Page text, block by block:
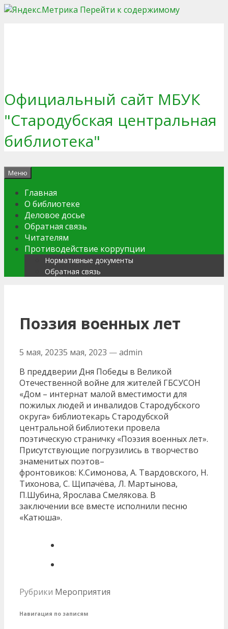
Перейти к содержимому
Официальный сайт МБУК
"Стародубская центральная
библиотека"
Меню
Главная
О библиотеке
Деловое досье
Обратная связь
Читателям
Противодействие коррупции
Нормативные документы
Обратная связь
Поэзия военных лет
5 мая, 20235 мая, 2023 —admin
В преддверии Дня Победы в Великой
Отечественной войне для жителей ГБСУСОН
«Дом – интернат малой вместимости для
пожилых людей и инвалидов Стародубского
округа» библиотекарь Стародубской
центральной библиотеки провела
поэтическую страничку «Поэзия военных лет».
Присутствующие погрузились в творчество
знаменитых поэтов–
фронтовиков: К.Симонова, А. Твардовского, Н.
Тихонова, С. Щипачёва, Л. Мартынова,
П.Шубина, Ярослава Смелякова. В
заключении все вместе исполнили песню
«Катюша».
Рубрики Мероприятия
Навигация по записям